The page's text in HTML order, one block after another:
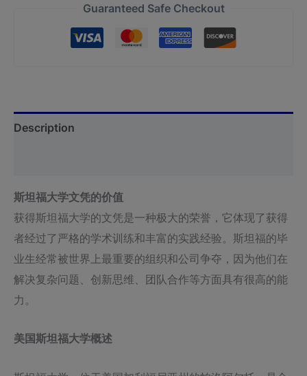
Guaranteed Safe Checkout
Description
斯坦福大学文凭的价值
获得斯坦福大学的文凭是一种极大的荣誉，它体现了获得
者经过了严格的学术训练和丰富的实践经验。斯坦福的毕
业生经常被世界上最重要的组织和公司争夺，因为他们在
解决复杂问题、创新思维、团队合作等方面具有很高的能
力。
美国斯坦福大学概述